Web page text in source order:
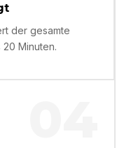
der gesamte
Minuten.